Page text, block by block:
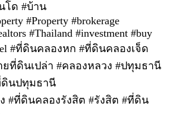
โด #บ้าน
#Property #brokerage
#Thailand #investment #buy
#ที่ดินคลองหก #ที่ดินคลองเจ็ด
ที่ดินเปล่า #คลองหลวง #ปทุมธานี
ดินปทุมธานี
#ที่ดินคลองรังสิต #รังสิต #ที่ดิน